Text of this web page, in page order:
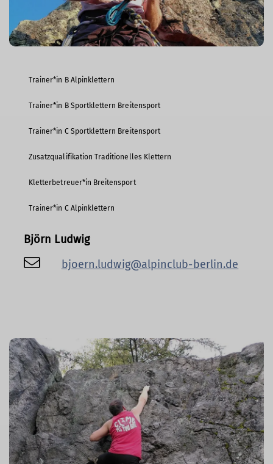
Trainer*in B Alpinklettern
Trainer*in B Sportklettern Breitensport
Trainer*in C Sportklettern Breitensport
Zusatzqualifikation Traditionelles Klettern
Kletterbetreuer*in Breitensport
Trainer*in C Alpinklettern
Björn Ludwig
bjoern.ludwig@alpinclub-berlin.de